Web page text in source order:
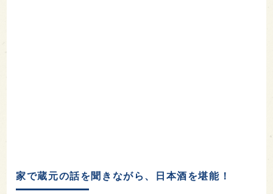
家で蔵元の話を聞きながら、日本酒を堪能！